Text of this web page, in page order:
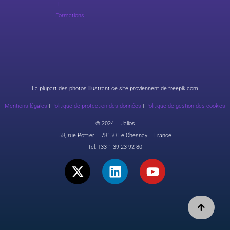
IT
Formations
La plupart des photos illustrant ce site proviennent de freepik.com
Mentions légales | Politique de protection des données | Politique de gestion des cookies
© 2024 – Jalios
58, rue Pottier – 78150 Le Chesnay – France
Tel: +33 1 39 23 92 80
X
-
L
i
Y
o